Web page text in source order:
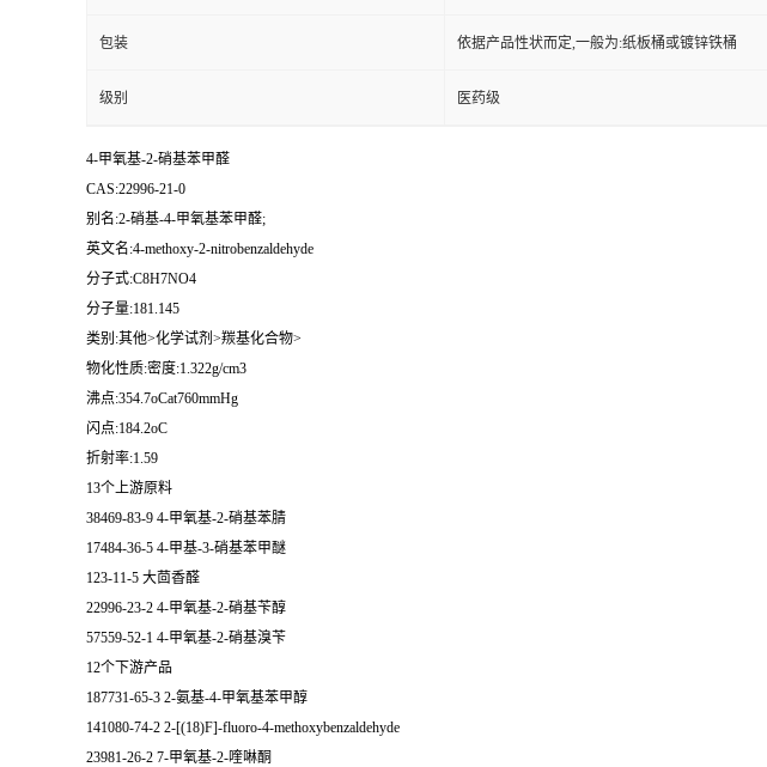
包装 依据产品性状而定,一般为:纸板桶或镀锌铁桶
级别 医药级
4-甲氧基-2-硝基苯甲醛
CAS:22996-21-0
别名:2-硝基-4-甲氧基苯甲醛;
英文名:4-methoxy-2-nitrobenzaldehyde
分子式:C8H7NO4
分子量:181.145
类别:其他>化学试剂>羰基化合物>
物化性质:密度:1.322g/cm3
沸点:354.7oCat760mmHg
闪点:184.2oC
折射率:1.59
13个上游原料
38469-83-9 4-甲氧基-2-硝基苯腈
17484-36-5 4-甲基-3-硝基苯甲醚
123-11-5 大茴香醛
22996-23-2 4-甲氧基-2-硝基苄醇
57559-52-1 4-甲氧基-2-硝基溴苄
12个下游产品
187731-65-3 2-氨基-4-甲氧基苯甲醇
141080-74-2 2-[(18)F]-fluoro-4-methoxybenzaldehyde
23981-26-2 7-甲氧基-2-喹啉酮